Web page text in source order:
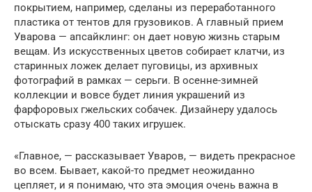
покрытием, например, сделаны из переработанного
пластика от тентов для грузовиков. А главный прием
Уварова — апсайклинг: он дает новую жизнь старым
вещам. Из искусственных цветов собирает клатчи, из
старинных ложек делает пуговицы, из архивных
фотографий в рамках — серьги. В осенне-зимней
коллекции и вовсе будет линия украшений из
фарфоровых гжельских собачек. Дизайнеру удалось
отыскать сразу 400 таких игрушек.
«Главное, — рассказывает Уваров, — видеть прекрасное
во всем. Бывает, какой-то предмет неожиданно
цепляет, и я понимаю, что эта эмоция очень важна в